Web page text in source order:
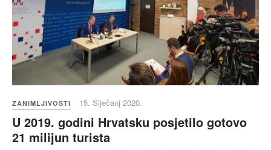
ZANIMLJIVOSTI 15. Siječanj 2020.
U 2019. godini Hrvatsku posjetilo gotovo
21 milijun turista